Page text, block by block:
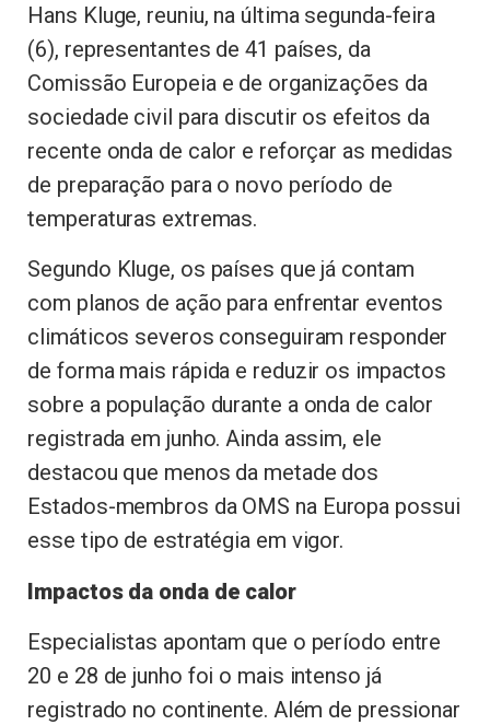
Hans Kluge, reuniu, na última segunda-feira
(6), representantes de 41 países, da
Comissão Europeia e de organizações da
sociedade civil para discutir os efeitos da
recente onda de calor e reforçar as medidas
de preparação para o novo período de
temperaturas extremas.
Segundo Kluge, os países que já contam
com planos de ação para enfrentar eventos
climáticos severos conseguiram responder
de forma mais rápida e reduzir os impactos
sobre a população durante a onda de calor
registrada em junho. Ainda assim, ele
destacou que menos da metade dos
Estados-membros da OMS na Europa possui
esse tipo de estratégia em vigor.
Impactos da onda de calor
Especialistas apontam que o período entre
20 e 28 de junho foi o mais intenso já
registrado no continente. Além de pressionar